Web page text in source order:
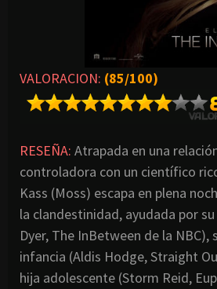
VALORACION: (85/100)
RESEÑA: Atrapada en una
controladora con un científico
Kass (Moss) escapa en plena
la clandestinidad, ayudada por
Dyer, The InBetween de la NBC),
infancia (Aldis Hodge, Straight
hija adolescente (Storm Reid,